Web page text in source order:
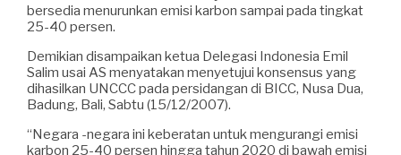
bersedia menurunkan emisi karbon sampai pada tingkat
25-40 persen.
Demikian disampaikan ketua Delegasi Indonesia Emil
Salim usai AS menyatakan menyetujui konsensus yang
dihasilkan UNCCC pada persidangan di BICC, Nusa Dua,
Badung, Bali, Sabtu (15/12/2007).
“Negara -negara ini keberatan untuk mengurangi emisi
karbon 25-40 persen hingga tahun 2020 di bawah emisi